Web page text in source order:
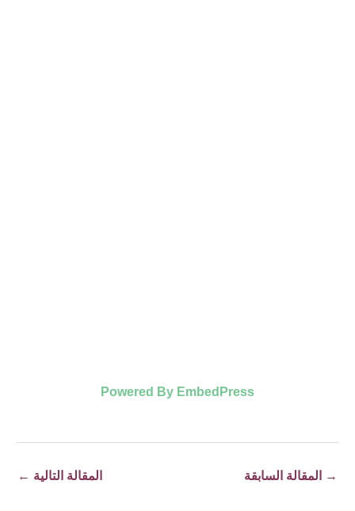
Powered By EmbedPress
→ المقالة السابقة المقالة التالية ←